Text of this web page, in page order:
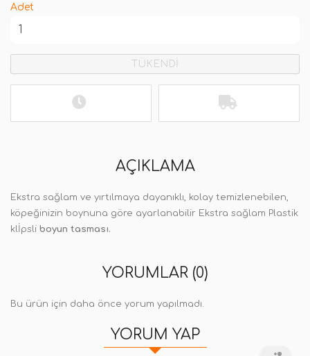
Adet
TÜKENDİ
AÇIKLAMA
Ekstra sağlam ve yırtılmaya dayanıklı, kolay temizlenebilen,
köpeğinizin boynuna göre ayarlanabilir Ekstra sağlam Plastik
klİpsli boyun tasması.
YORUMLAR (0)
Bu ürün için daha önce yorum yapılmadı.
YORUM YAP